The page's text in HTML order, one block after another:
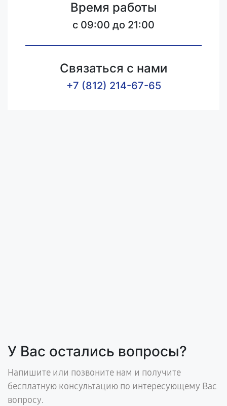
Время работы
c 09:00 до 21:00
Связаться с нами
+7 (812) 214-67-65
У Вас остались вопросы?
Напишите или позвоните нам и получите
бесплатную консультацию по интересующему Вас
вопросу.